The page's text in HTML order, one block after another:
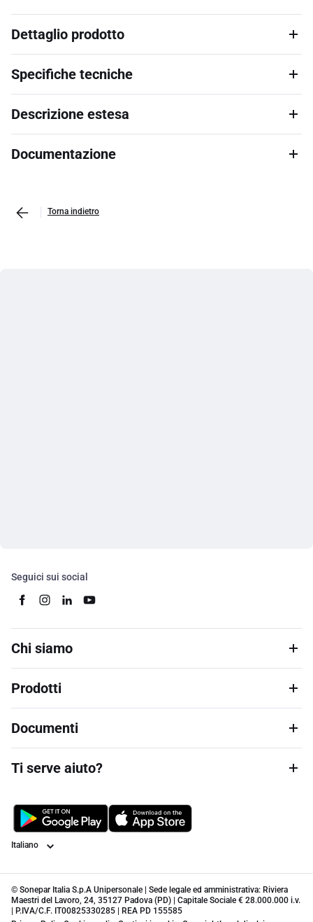
Dettaglio prodotto
Specifiche tecniche
Descrizione estesa
Documentazione
Torna indietro
Seguici sui social
Chi siamo
Prodotti
Documenti
Ti serve aiuto?
Lingua
© Sonepar Italia S.p.A Unipersonale | Sede legale ed amministrativa: Riviera
Maestri del Lavoro, 24, 35127 Padova (PD) | Capitale Sociale € 28.000.000 i.v.
| P.IVA/C.F. IT00825330285 | REA PD 155585